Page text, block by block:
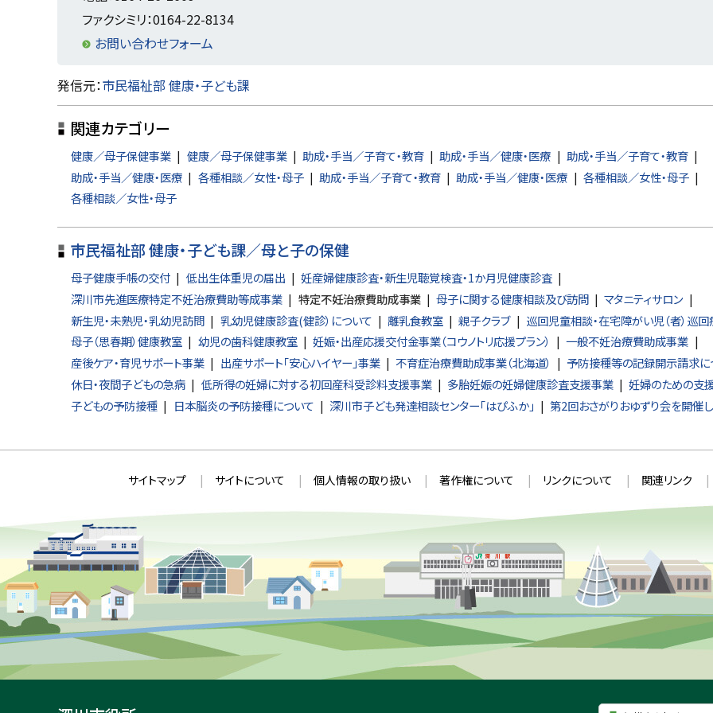
ファクシミリ：0164-22-8134
お問い合わせフォーム
ト
ッ
プ
に
戻
る
発信元：市民福祉部 健康・子ども課
関連カテゴリー
健康／母子保健事業 健康／母子保健事業 助成・手当／子育て・教育 助成・手当／健康・医療
助成・手当／子育て・教育
助成・手当／健康・医療
各種相談／女性・母子 助成・手当／子育て・教育 助成・手当／健康・医療
各種相談／女性・母子
各種相談／女性・母子
市民福祉部 健康・子ども課／母と子の保健
母子健康手帳の交付 低出生体重児の届出
妊産婦健康診査・新生児聴覚検査・1か月児健康診査
深川市先進医療特定不妊治療費助等成事業
特定不妊治療費助成事業 母子に関する健康相談及び訪問
マタニティサロン
新生児・未熟児・乳幼児訪問
乳幼児健康診査(健診）について 離乳食教室 親子クラブ
巡回児童相談・在宅障がい児（者）巡
母子（思春期）健康教室
幼児の歯科健康教室 妊娠・出産応援交付金事業（コウノトリ応援プラン）
一般不妊治療費助成事業
産後ケア・育児サポート事業
出産サポート「安心ハイヤー」事業 不育症治療費助成事業（北海道）
予防接種等の記録開示請求に
休日・夜間子どもの急病
低所得の妊婦に対する初回産科受診料支援事業 多胎妊娠の妊婦健康診査支援事業
妊婦のための支
子どもの予防接種
日本脳炎の予防接種について 深川市子ども発達相談センター「はぴふか」 第2回おさがりおゆずり会を開催し
ュ
ー
へ
戻
ト
情
報
サイトマップ サイトについて 個人情報の取り扱い 著作権について リンクについて 関連リンク